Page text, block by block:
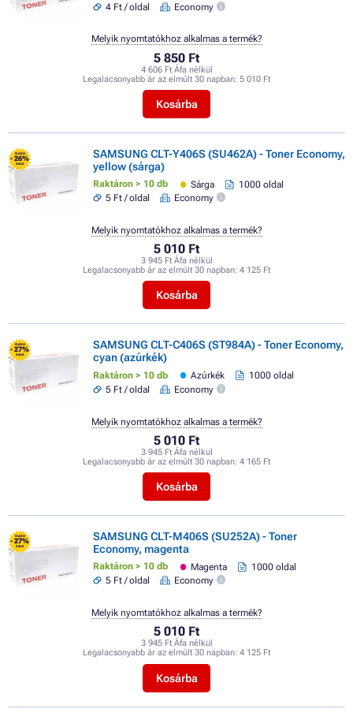
4 Ft / oldal
Economy
5 850 Ft
4 606 Ft Áfa nélkül
Legalacsonyabb ár az elmúlt 30 napban: 5 010 Ft
Kosárba
Melyik nyomtatókhoz alkalmas a termék?
FLASH
- 26%
SALE
SAMSUNG CLT-Y406S (SU462A) - Toner Economy,
yellow (sárga)
Raktáron > 10 db Sárga
1000 oldal
5 Ft / oldal
Economy
5 010 Ft
3 945 Ft Áfa nélkül
Legalacsonyabb ár az elmúlt 30 napban: 4 125 Ft
Kosárba
Melyik nyomtatókhoz alkalmas a termék?
FLASH
- 27%
SALE
SAMSUNG CLT-C406S (ST984A) - Toner Economy,
cyan (azúrkék)
Raktáron > 10 db Azúrkék
1000 oldal
5 Ft / oldal
Economy
5 010 Ft
3 945 Ft Áfa nélkül
Legalacsonyabb ár az elmúlt 30 napban: 4 165 Ft
Kosárba
Melyik nyomtatókhoz alkalmas a termék?
FLASH
- 27%
SALE
SAMSUNG CLT-M406S (SU252A) - Toner
Economy, magenta
Raktáron > 10 db Magenta
1000 oldal
5 Ft / oldal
Economy
5 010 Ft
3 945 Ft Áfa nélkül
Legalacsonyabb ár az elmúlt 30 napban: 4 125 Ft
Kosárba
Melyik nyomtatókhoz alkalmas a termék?